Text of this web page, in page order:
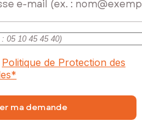
Politique de Protection des
*
ma demande